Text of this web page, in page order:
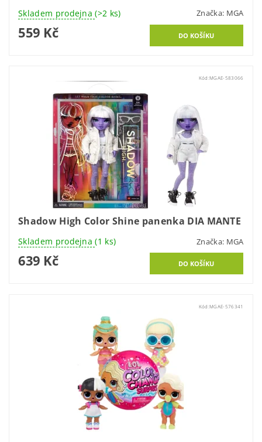
Skladem prodejna(>2 ks) Značka: MGA
559 Kč
Kód: MGAE-583066
Shadow High Color Shine panenka DIA MANTE
Skladem prodejna(1 ks) Značka: MGA
639 Kč
Kód: MGAE-576341